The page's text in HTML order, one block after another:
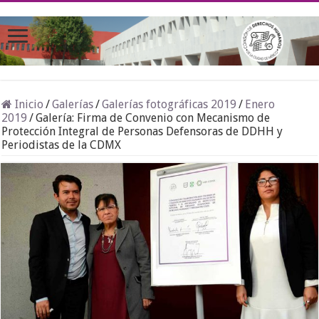
Inicio /Galerías/Galerías fotográficas 2019 / Enero
2019 /Galería: Firma de Convenio con Mecanismo de
Protección Integral de Personas Defensoras de DDHH y
Periodistas de la CDMX